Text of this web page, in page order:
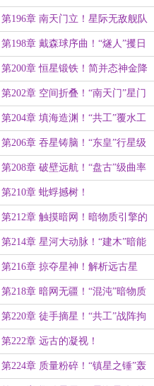
采矿驳船！
第196章 南天门立！星际无敌舰队
成军！
第198章 戴森球序曲！“燧人”攫日
工程！
第200章 恒星锻铁！简并态神金降
世！
第202章 空间折叠！“南天门”星门
洞开！
第204章 填海造渊！“共工”覆水工
程！
第206章 吞星铸脑！“东皇”行星级
超算降世！
第208章 破壁远航！“盘古”级曲率
拓荒母舰！
第210章 蚍蜉撼树！
第212章 触摸暗网！暗物质引擎的
曙光！
第214章 星河大动脉！“建木”暗能
折跃网！
第216章 掠夺星神！解析远古星
图！
第218章 暗网无疆！“混沌”暗物质
引擎列装！
第220章 徒手摘星！“共工”战阵拘
拿中子星！
第222章 远古的凝视！
第224章 质量粉碎！“镇星之锤”轰